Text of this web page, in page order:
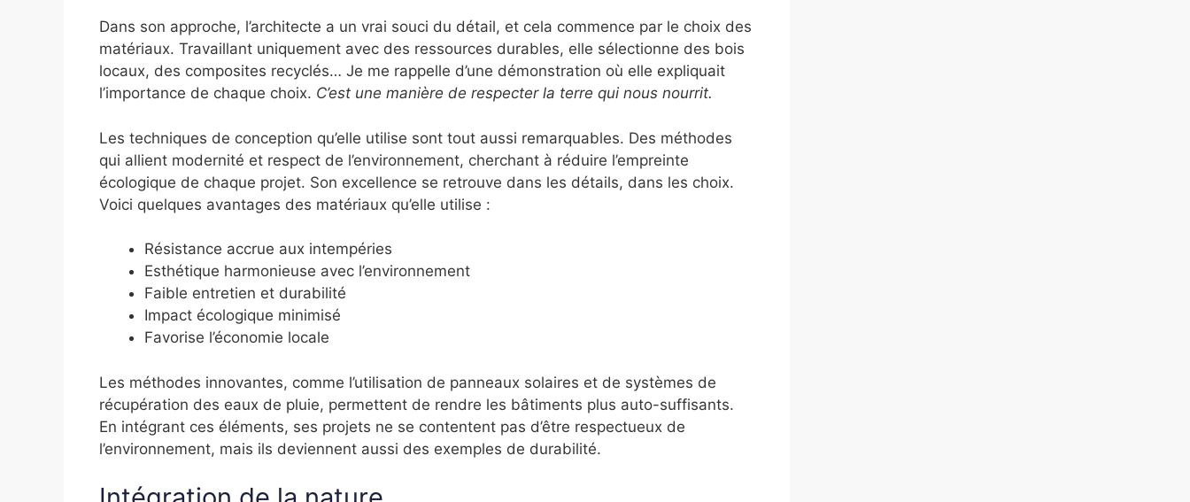
Dans son approche, l’architecte a un vrai souci du détail, et cela commence par le choix des
matériaux. Travaillant uniquement avec des ressources durables, elle sélectionne des bois
locaux, des composites recyclés… Je me rappelle d’une démonstration où elle expliquait
l’importance de chaque choix. C’est une manière de respecter la terre qui nous nourrit.
Les techniques de conception qu’elle utilise sont tout aussi remarquables. Des méthodes
qui allient modernité et respect de l’environnement, cherchant à réduire l’empreinte
écologique de chaque projet. Son excellence se retrouve dans les détails, dans les choix.
Voici quelques avantages des matériaux qu’elle utilise :
Résistance accrue aux intempéries
Esthétique harmonieuse avec l’environnement
Faible entretien et durabilité
Impact écologique minimisé
Favorise l’économie locale
Les méthodes innovantes, comme l’utilisation de panneaux solaires et de systèmes de
récupération des eaux de pluie, permettent de rendre les bâtiments plus auto-suffisants.
En intégrant ces éléments, ses projets ne se contentent pas d’être respectueux de
l’environnement, mais ils deviennent aussi des exemples de durabilité.